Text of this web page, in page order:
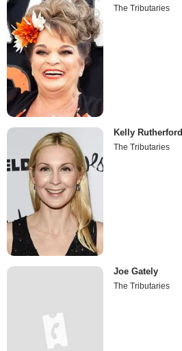
The Tributaries
Kelly Rutherford
The Tributaries
Joe Gately
The Tributaries